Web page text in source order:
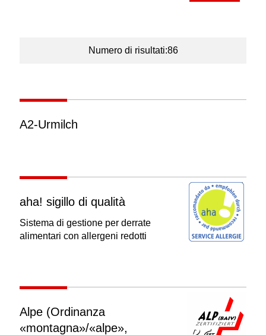
Numero di risultati:86
A2-Urmilch
aha! sigillo di qualità
Sistema di gestione per derrate
alimentari con allergeni redotti
Alpe (Ordinanza
«montagna»/«alpe»,